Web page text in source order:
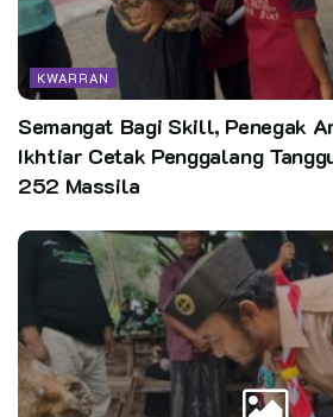
KWARRAN
Semangat Bagi Skill, Penegak
Ikhtiar Cetak Penggalang
252 Massila